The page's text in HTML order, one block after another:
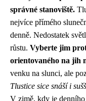
správné stanoviště.
nejvíce přímého
denně. Nedostatek
růstu. Vyberte jim
orientovaného na jih
venku na slunci, ale
Tlustice sice snáší i
V zimě, kdy je